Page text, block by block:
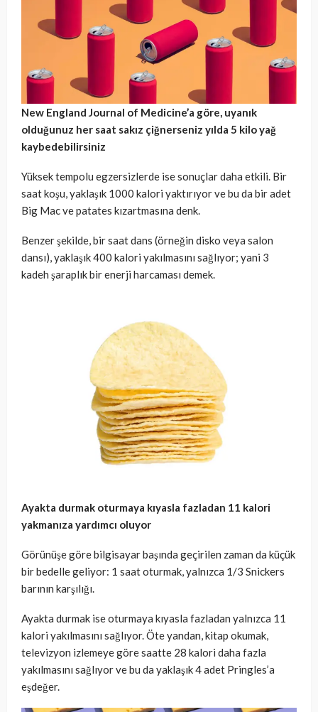
New England Journal of Medicine’a göre, uyanık
olduğunuz her saat sakız çiğnerseniz yılda 5 kilo yağ
kaybedebilirsiniz
Yüksek tempolu egzersizlerde ise sonuçlar daha etkili. Bir
saat koşu, yaklaşık 1000 kalori yaktırıyor ve bu da bir adet
Big Mac ve patates kızartmasına denk.
Benzer şekilde, bir saat dans (örneğin disko veya salon
dansı), yaklaşık 400 kalori yakılmasını sağlıyor; yani 3
kadeh şaraplık bir enerji harcaması demek.
Ayakta durmak oturmaya kıyasla fazladan 11 kalori
yakmanıza yardımcı oluyor
Görünüşe göre bilgisayar başında geçirilen zaman da küçük
bir bedelle geliyor: 1 saat oturmak, yalnızca 1/3 Snickers
barının karşılığı.
Ayakta durmak ise oturmaya kıyasla fazladan yalnızca 11
kalori yakılmasını sağlıyor. Öte yandan, kitap okumak,
televizyon izlemeye göre saatte 28 kalori daha fazla
yakılmasını sağlıyor ve bu da yaklaşık 4 adet Pringles’a
eşdeğer.